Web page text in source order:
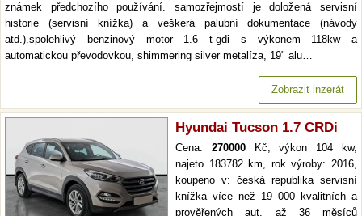
známek předchozího používání. samozřejmostí je doložená servisní
historie (servisní knížka) a veškerá palubní dokumentace (návody
atd.).spolehlivý benzinový motor 1.6 t-gdi s výkonem 118kw a
automatickou převodovkou, shimmering silver metalíza, 19" alu…
Zobrazit inzerát
Hyundai Tucson 1.7 CRDi
Cena: 270000Kč, výkon 104 kw,
najeto 183782 km, rok výroby: 2016,
koupeno v: česká republika servisní
knížka více než 19 000 kvalitních a
prověřených aut. až 36 měsíců